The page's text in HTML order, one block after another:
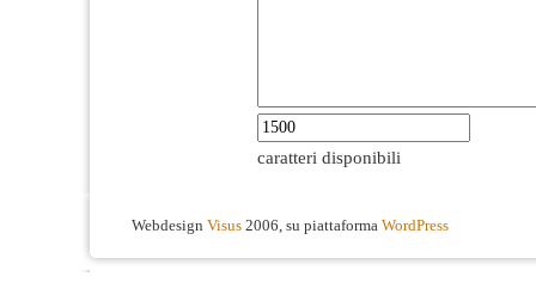
caratteri disponibili
Webdesign Visus 2006, su piattaforma WordPress